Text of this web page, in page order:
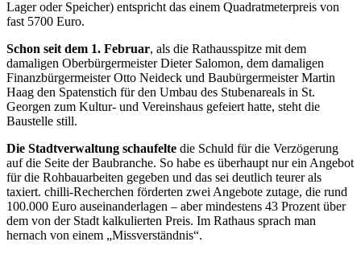
Lager oder Speicher) entspricht das einem Quadratmeterpreis von
fast 5700 Euro.
Schon seit dem 1. Februar, als die Rathausspitze mit dem
damaligen Oberbürgermeister Dieter Salomon, dem damaligen
Finanzbürgermeister Otto Neideck und Baubürgermeister Martin
Haag den Spatenstich für den Umbau des Stubenareals in St.
Georgen zum Kultur- und Vereinshaus gefeiert hatte, steht die
Baustelle still.
Die Stadtverwaltung schaufelte die Schuld für die Verzögerung
auf die Seite der Baubranche. So habe es überhaupt nur ein Angebot
für die Rohbauarbeiten gegeben und das sei deutlich teurer als
taxiert. chilli-Recherchen förderten zwei Angebote zutage, die rund
100.000 Euro auseinanderlagen – aber mindestens 43 Prozent über
dem von der Stadt kalkulierten Preis. Im Rathaus sprach man
hernach von einem „Missverständnis“.